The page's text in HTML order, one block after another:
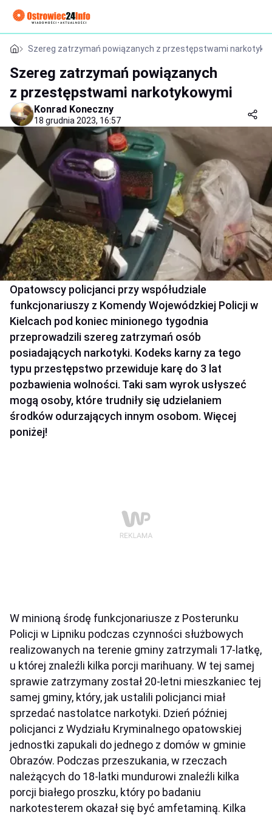
Szereg zatrzymań powiązanych z przestępstwami
Szereg zatrzymań powiązanych
z przestępstwami narkotykowymi
Konrad Koneczny
18 grudnia 2023, 16:57
Opatowscy policjanci przy współudziale
funkcjonariuszy z Komendy Wojewódzkiej Policji w
Kielcach pod koniec minionego tygodnia
przeprowadzili szereg zatrzymań osób
posiadających narkotyki. Kodeks karny za tego
typu przestępstwo przewiduje karę do 3 lat
pozbawienia wolności. Taki sam wyrok usłyszeć
mogą osoby, które trudniły się udzielaniem
środków odurzających innym osobom. Więcej
poniżej!
W minioną środę funkcjonariusze z Posterunku
Policji w Lipniku podczas czynności służbowych
realizowanych na terenie gminy zatrzymali 17-latkę,
u której znaleźli kilka porcji marihuany. W tej samej
sprawie zatrzymany został 20-letni mieszkaniec tej
samej gminy, który, jak ustalili policjanci miał
sprzedać nastolatce narkotyki. Dzień później
policjanci z Wydziału Kryminalnego opatowskiej
jednostki zapukali do jednego z domów w gminie
Obrazów. Podczas przeszukania, w rzeczach
należących do 18-latki mundurowi znaleźli kilka
porcji białego proszku, który po badaniu
narkotesterem okazał się być amfetaminą. Kilka